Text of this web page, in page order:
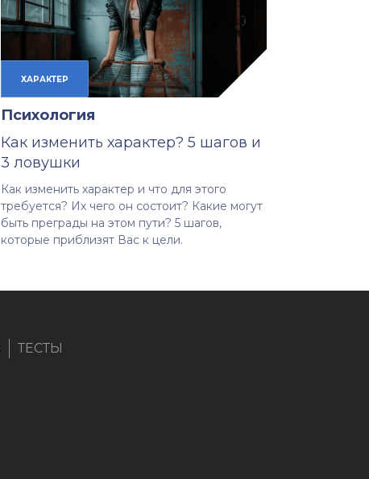
ХАРАКТЕР
Психология
Как изменить характер? 5 шагов и
3 ловушки
Как изменить характер и что для этого
требуется? Их чего он состоит? Какие могут
быть преграды на этом пути? 5 шагов,
которые приблизят Вас к цели.
ТЕСТЫ